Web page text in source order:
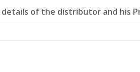
of the distributor and his